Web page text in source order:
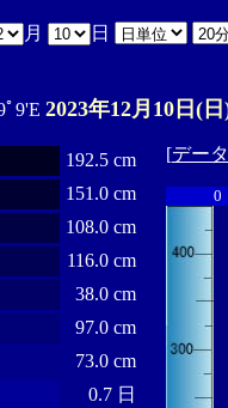
月 日
ﾟ9'E 2023年12月10日(
192.5 cm
151.0 cm
108.0 cm
116.0 cm
38.0 cm
97.0 cm
73.0 cm
0.7 日
[デー
0